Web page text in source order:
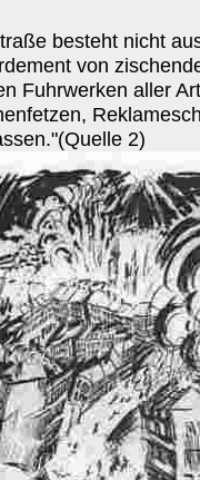
besteht nicht
von
Fuhrwerken aller
2)